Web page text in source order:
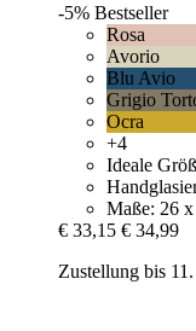
-5% Bestseller
Rosa
Avorio
Blu Avio
Grigio
Ocra
+4
Ideale
Maße: 26
€ 33,15 € 34,99
Zustellung bis